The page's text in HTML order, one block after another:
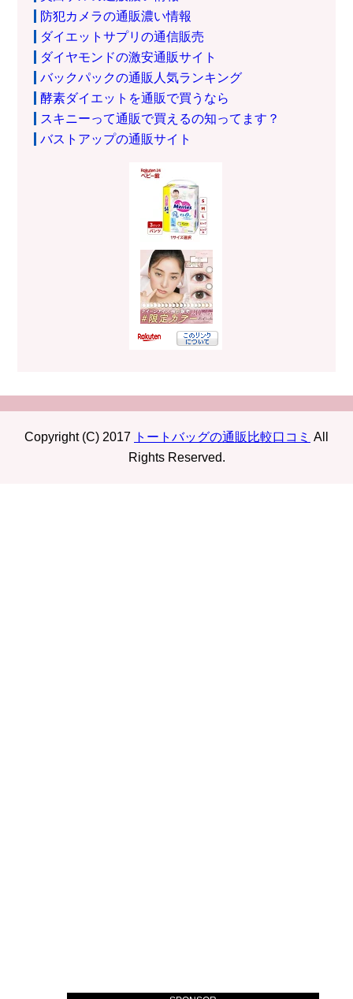
防犯カメラの通販濃い情報
ダイエットサプリの通信販売
ダイヤモンドの激安通販サイト
バックパックの通販人気ランキング
酵素ダイエットを通販で買うなら
スキニーって通販で買えるの知ってます？
バストアップの通販サイト
Copyright (C) 2017 トートバッグの通販比較口コミ All
Rights Reserved.